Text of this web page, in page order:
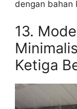
dengan bahan
13.
Ketiga